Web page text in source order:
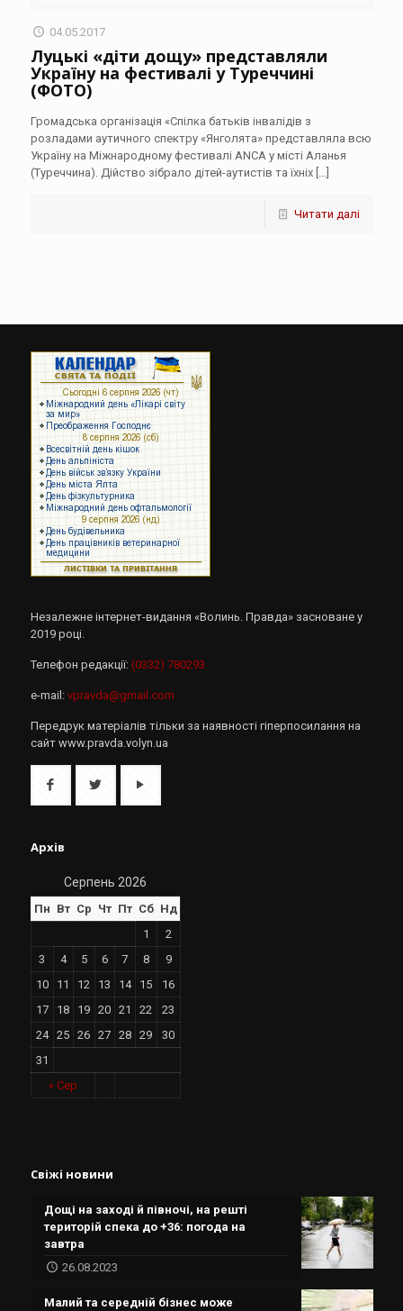
04.05.2017
Луцькі «діти дощу» представляли
Україну на фестивалі у Туреччині
(ФОТО)
Громадська організація «Спілка батьків інвалідів з
розладами аутичного спектру «Янголята» представляла всю
Україну на Міжнародному фестивалі АNCA у місті Аланья
(Туреччина). Дійство зібрало дітей-аутистів та їхніх[…]
Читати далі
Незалежне інтернет-видання «Волинь. Правда» засноване у
2019 році.
Телефон редакції: (0332) 780293
e-mail: vpravda@gmail.com
Передрук матеріалів тільки за наявності гіперпосилання на
сайт www.pravda.volyn.ua
Архів
Серпень 2026
Пн Вт Ср Чт Пт Сб Нд
« Сер
1
2
3
4 5 6 7 8
9
10
11 12 13 14 15
16
17
18 19 20 21 22
23
24
25 26 27 28 29
30
31
Свіжі новини
Дощі на заході й півночі, на решті
територій спека до +36: погода на
завтра
26.08.2023
Малий та середній бізнес може